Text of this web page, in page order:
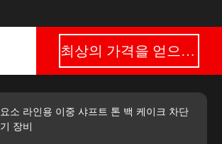
최상의 가격을 얻으세요
요소 라인용 이중 샤프트 톤 백 케이크 차단
기 장비